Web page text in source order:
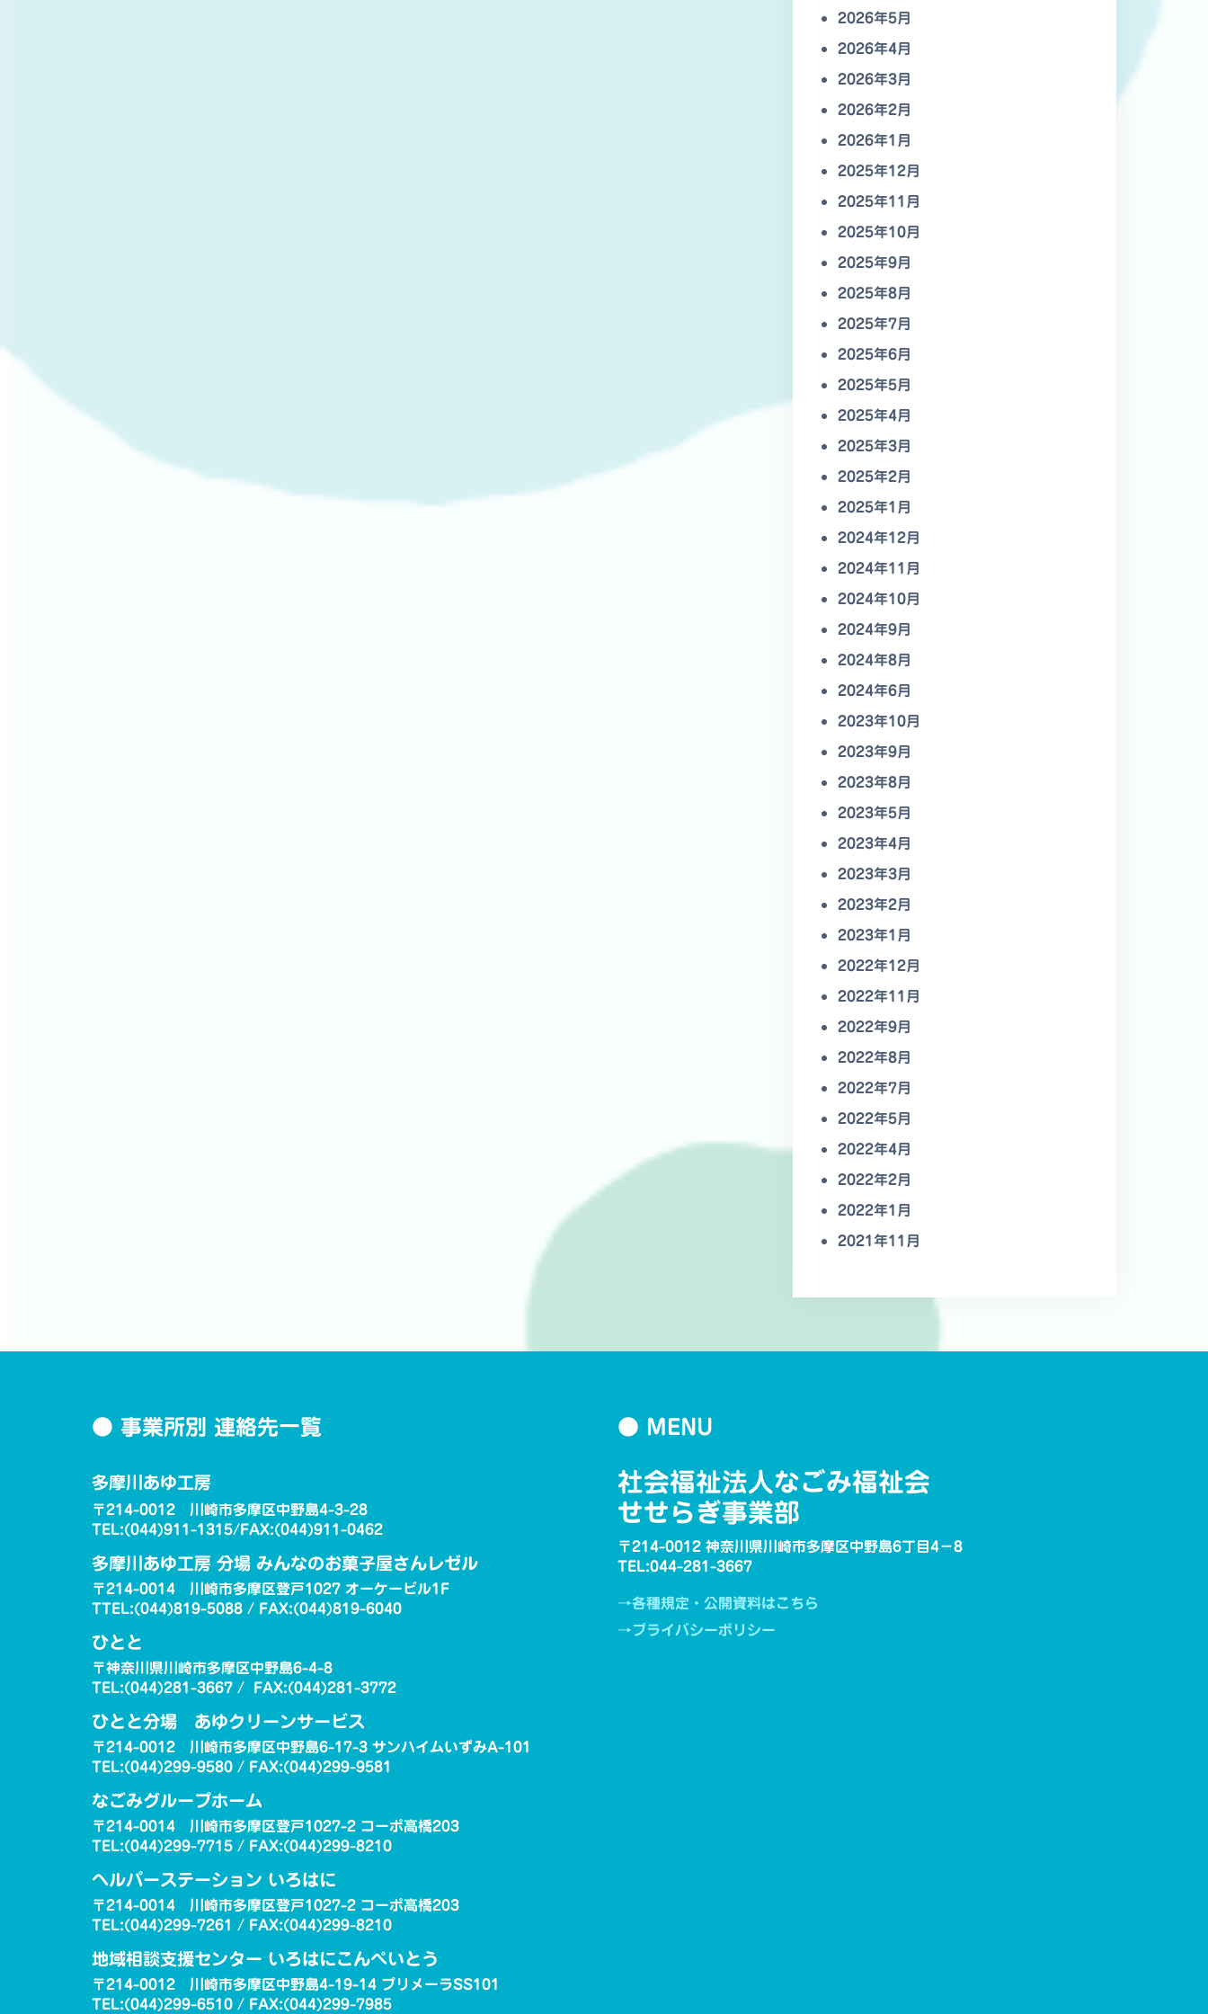
2026年5月
2026年4月
2026年3月
2026年2月
2026年1月
2025年12月
2025年11月
2025年10月
2025年9月
2025年8月
2025年7月
2025年6月
2025年5月
2025年4月
2025年3月
2025年2月
2025年1月
2024年12月
2024年11月
2024年10月
2024年9月
2024年8月
2024年6月
2023年10月
2023年9月
2023年8月
2023年5月
2023年4月
2023年3月
2023年2月
2023年1月
2022年12月
2022年11月
2022年9月
2022年8月
2022年7月
2022年5月
2022年4月
2022年2月
2022年1月
2021年11月
● 事業所別 連絡先一覧
多摩川あゆ工房
〒214-0012 川崎市多摩区中野島4-3-28
TEL:(044)911-1315/FAX:(044)911-0462
多摩川あゆ工房 分場 みんなのお菓子屋さんレゼル
〒214-0014 川崎市多摩区登戸1027 オーケービル1F
TTEL:(044)819-5088 / FAX:(044)819-6040
ひとと
〒神奈川県川崎市多摩区中野島6-4-8
TEL:(044)281-3667 / FAX:(044)281-3772
ひとと分場 あゆクリーンサービス
〒214-0012 川崎市多摩区中野島6-17-3 サンハイムいずみA-101
TEL:(044)299-9580 / FAX:(044)299-9581
なごみグループホーム
〒214-0014 川崎市多摩区登戸1027-2 コーポ高橋203
TEL:(044)299-7715 / FAX:(044)299-8210
ヘルパーステーション いろはに
〒214-0014 川崎市多摩区登戸1027-2 コーポ高橋203
TEL:(044)299-7261 / FAX:(044)299-8210
地域相談支援センター いろはにこんぺいとう
〒214-0012 川崎市多摩区中野島4-19-14 プリメーラSS101
TEL:(044)299-6510 / FAX:(044)299-7985
● MENU
社会福祉法人なごみ福祉会
せせらぎ事業部
〒214-0012 神奈川県川崎市多摩区中野島6丁目4−8
TEL:044-281-3667
→各種規定・公開資料はこちら
→プライバシーポリシー